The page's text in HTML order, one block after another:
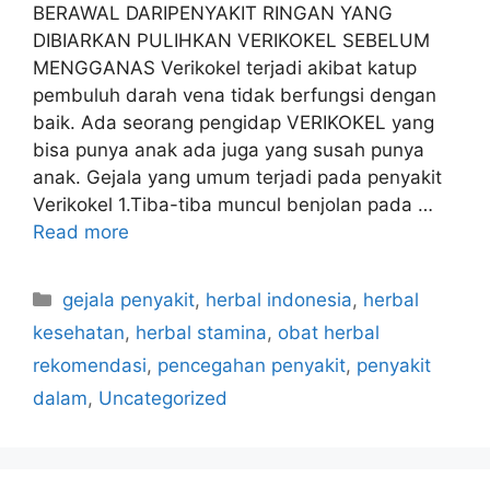
BERAWAL DARIPENYAKIT RINGAN YANG
DIBIARKAN PULIHKAN VERIKOKEL SEBELUM
MENGGANAS Verikokel terjadi akibat katup
pembuluh darah vena tidak berfungsi dengan
baik. Ada seorang pengidap VERIKOKEL yang
bisa punya anak ada juga yang susah punya
anak. Gejala yang umum terjadi pada penyakit
Verikokel 1.Tiba-tiba muncul benjolan pada …
Read more
C
e
g
gejala penyakit, herbal indonesia, herbal
kesehatan, herbal stamina, obat herbal
rekomendasi, pencegahan penyakit, penyakit
dalam, Uncategorized